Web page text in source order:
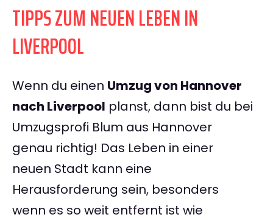
TIPPS ZUM NEUEN LEBEN IN
LIVERPOOL
Wenn du einen Umzug von Hannover
nach Liverpool planst, dann bist du bei
Umzugsprofi Blum aus Hannover
genau richtig! Das Leben in einer
neuen Stadt kann eine
Herausforderung sein, besonders
wenn es so weit entfernt ist wie